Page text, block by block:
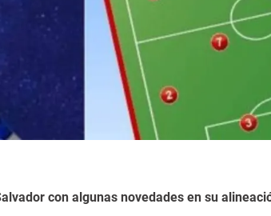
con algunas novedades en su